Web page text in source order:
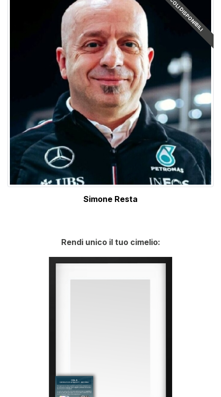
ARTICOLI DISPONIBILI
Simone Resta
Rendi unico il tuo cimelio: